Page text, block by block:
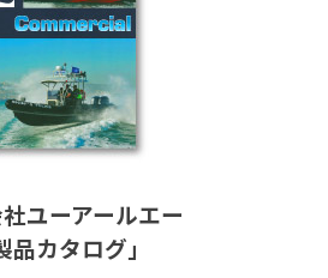
ユーアールエー
品カタログ」